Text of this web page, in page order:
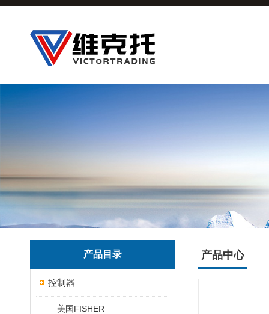
产品目录
控制器
美国FISHER
产品中心